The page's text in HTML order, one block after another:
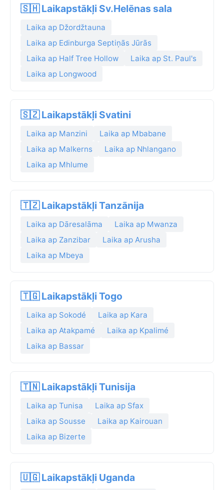
🇸🇭 Laikapstākļi Sv.Helēnas sala
Laika ap Džordžtauna
Laika ap Edinburga Septiņās Jūrās
Laika ap Half Tree Hollow
Laika ap St. Paul's
Laika ap Longwood
🇸🇿 Laikapstākļi Svatini
Laika ap Manzini
Laika ap Mbabane
Laika ap Malkerns
Laika ap Nhlangano
Laika ap Mhlume
🇹🇿 Laikapstākļi Tanzānija
Laika ap Dāresalāma
Laika ap Mwanza
Laika ap Zanzibar
Laika ap Arusha
Laika ap Mbeya
🇹🇬 Laikapstākļi Togo
Laika ap Sokodé
Laika ap Kara
Laika ap Atakpamé
Laika ap Kpalimé
Laika ap Bassar
🇹🇳 Laikapstākļi Tunisija
Laika ap Tunisa
Laika ap Sfax
Laika ap Sousse
Laika ap Kairouan
Laika ap Bizerte
🇺🇬 Laikapstākļi Uganda